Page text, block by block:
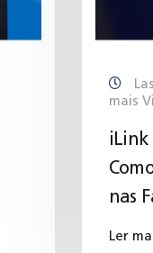
mais
iLink
nas
Ler